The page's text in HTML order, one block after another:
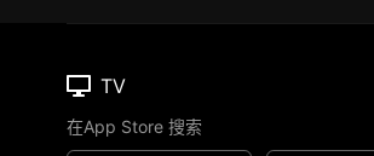
TV
在App Store 搜索